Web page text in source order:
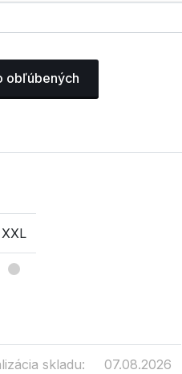
obľúbených
XXL
skladu: 07.08.2026